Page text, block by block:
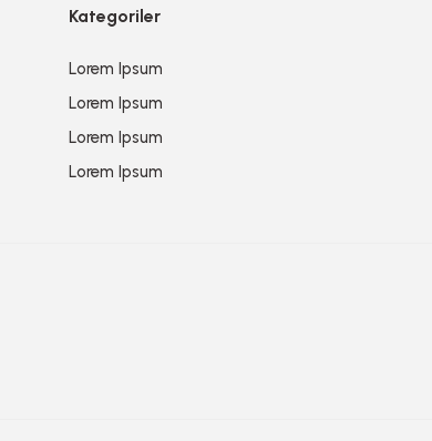
Kategoriler
Lorem Ipsum
Lorem Ipsum
Lorem Ipsum
Lorem Ipsum